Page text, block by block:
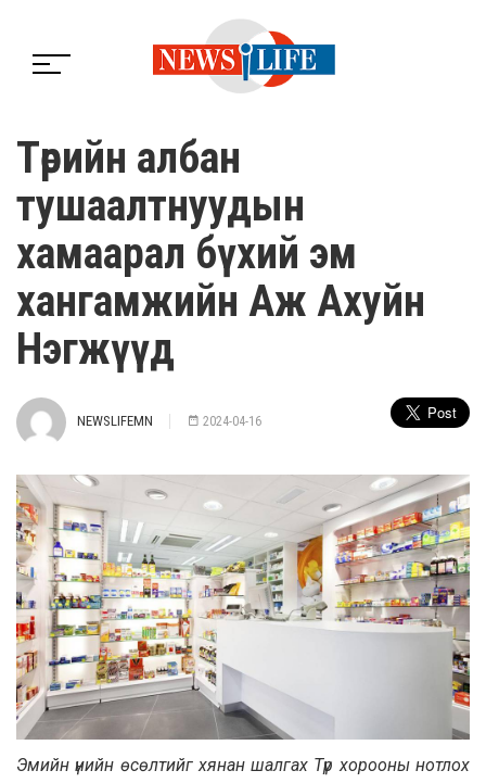
Төрийн албан
тушаалтнуудын
хамаарал бүхий эм
хангамжийн Аж Ахуйн
Нэгжүүд
NEWSLIFEMN 2024-04-16
Эмийн үнийн өсөлтийг хянан шалгах Түр хорооны нотлох